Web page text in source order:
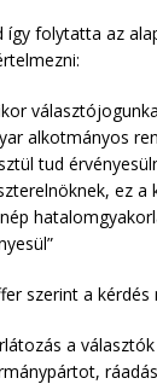
így folytatta az
alkotmányos
tud
ez a
szerint a
a